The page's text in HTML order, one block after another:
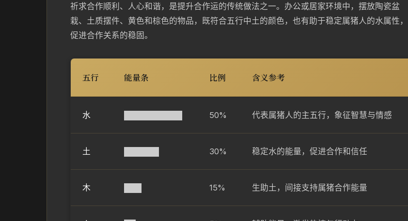
祈求合作顺利、人心和谐，是提升合作运的传统做法之一。办公或居家环境中，摆放陶瓷盆
栽、土质摆件、黄色和棕色的物品，既符合五行中土的颜色，也有助于稳定属猪人的水属性，
促进合作关系的稳固。
五行 能量条 比例 含义参考
水 50% 代表属猪人的主五行，象征智慧与情感
土 30% 稳定水的能量，促进合作和信任
木 15% 生助土，间接支持属猪合作能量